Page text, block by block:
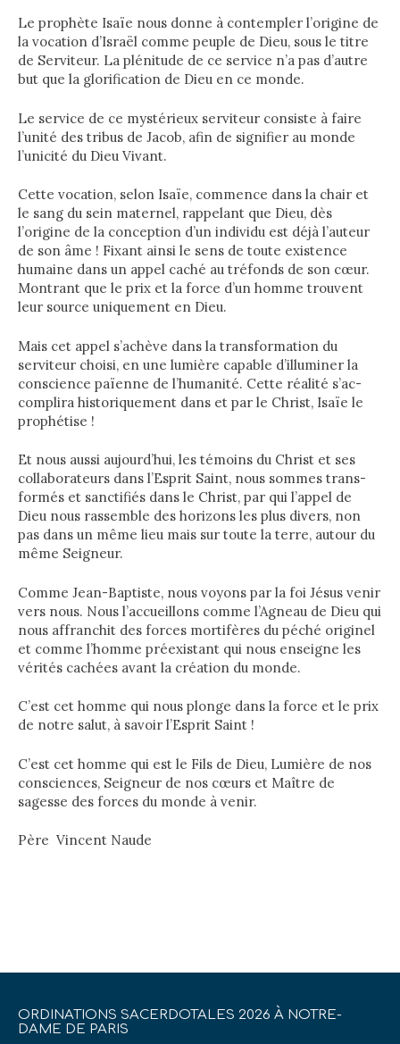
Le prophète Isaïe nous donne à contempler l’origine de
la vocation d’Israël comme peuple de Dieu, sous le titre
de Serviteur. La plénitude de ce service n’a pas d’autre
but que la glorification de Dieu en ce monde.
Le service de ce mystérieux serviteur consiste à faire
l’unité des tribus de Jacob, afin de signifier au monde
l’unicité du Dieu Vivant.
Cette vocation, selon Isaïe, commence dans la chair et
le sang du sein maternel, rappelant que Dieu, dès
l’origine de la conception d’un individu est déjà l’auteur
de son âme ! Fixant ainsi le sens de toute existence
humaine dans un appel caché au tréfonds de son cœur.
Montrant que le prix et la force d’un homme trouvent
leur source uniquement en Dieu.
Mais cet appel s’achève dans la transformation du
serviteur choisi, en une lumière capable d’illuminer la
conscience païenne de l’humanité. Cette réalité s’ac-
complira historiquement dans et par le Christ, Isaïe le
prophétise !
Et nous aussi aujourd’hui, les témoins du Christ et ses
collaborateurs dans l’Esprit Saint, nous sommes trans-
formés et sanctifiés dans le Christ, par qui l’appel de
Dieu nous rassemble des horizons les plus divers, non
pas dans un même lieu mais sur toute la terre, autour du
même Seigneur.
Comme Jean-Baptiste, nous voyons par la foi Jésus venir
vers nous. Nous l’accueillons comme l’Agneau de Dieu qui
nous affranchit des forces mortifères du péché originel
et comme l’homme préexistant qui nous enseigne les
vérités cachées avant la création du monde.
C’est cet homme qui nous plonge dans la force et le prix
de notre salut, à savoir l’Esprit Saint !
C’est cet homme qui est le Fils de Dieu, Lumière de nos
consciences, Seigneur de nos cœurs et Maître de
sagesse des forces du monde à venir.
Père Vincent Naude
ORDINATIONS SACERDOTALES 2026 À NOTRE-
DAME DE PARIS